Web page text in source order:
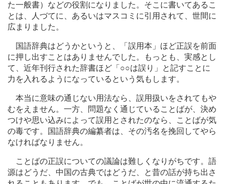
た一般書）などの役割になりました。そこに書いてあるこ
とは、人づてに、あるいはマスコミに引用されて、世間に
広まりました。
国語辞典はどうかというと、「誤用本」ほど正誤を前面
に押し出すことはありませんでした。もっとも、実感とし
て、近年刊行された辞書ほど「○○は誤り」と記すことに
力を入れるようになっているという気もします。
本当に意味の通じない用法なら、誤用扱いをされてもや
むをえません。一方、問題なく通じていることばが、決め
つけや思い込みによって誤用とされたのなら、ことばが気
の毒です。国語辞典の編纂者は、その汚名を挽回してやら
なければなりません。
ことばの正誤についての議論は難しくなりがちです。語
源はどうだ、中国の古典ではどうだ、と昔の話が持ち出さ